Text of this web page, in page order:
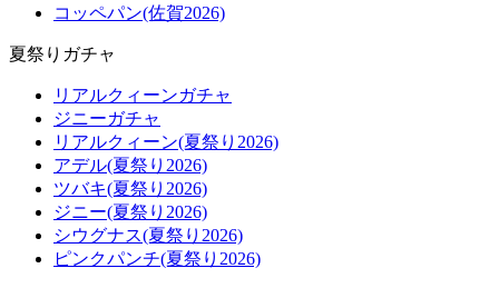
コッペパン(佐賀2026)
夏祭りガチャ
リアルクィーンガチャ
ジニーガチャ
リアルクィーン(夏祭り2026)
アデル(夏祭り2026)
ツバキ(夏祭り2026)
ジニー(夏祭り2026)
シウグナス(夏祭り2026)
ピンクパンチ(夏祭り2026)